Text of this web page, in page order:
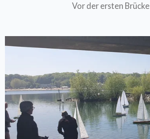
Vor der ersten Brücke